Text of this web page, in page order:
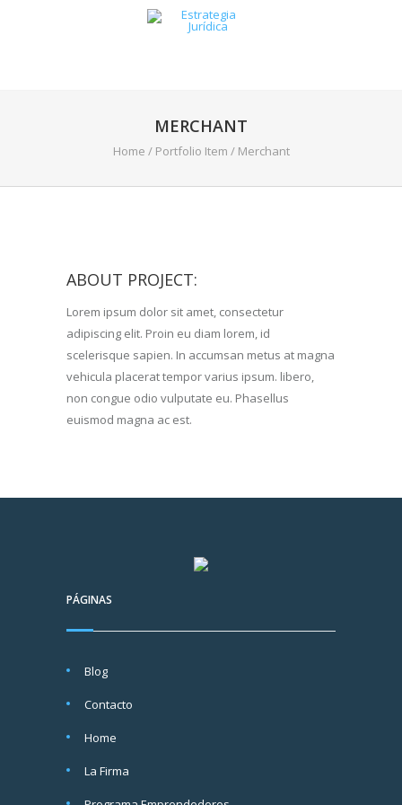
MERCHANT
Home / Portfolio Item / Merchant
ABOUT PROJECT:
Lorem ipsum dolor sit amet, consectetur
adipiscing elit. Proin eu diam lorem, id
scelerisque sapien. In accumsan metus at magna
vehicula placerat tempor varius ipsum. libero,
non congue odio vulputate eu. Phasellus
euismod magna ac est.
PÁGINAS
Blog
Contacto
Home
La Firma